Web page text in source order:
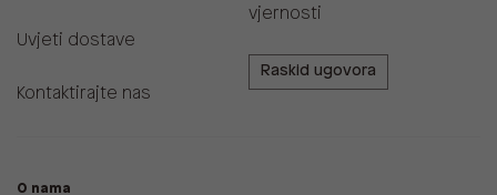
Uvjeti dostave
Kontaktirajte nas
vjernosti
Raskid ugovora
O nama